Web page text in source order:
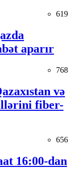
619
aparır
768
və
fiber-
656
16:00-dan